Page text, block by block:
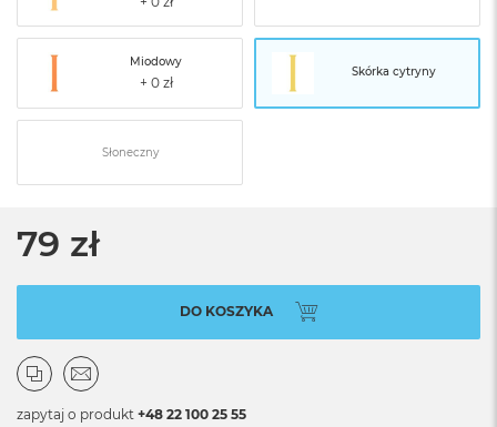
Miodowy
Skórka cytryny
Słoneczny
79 zł
DO KOSZYKA
zapytaj o produkt +48 22 100 25 55